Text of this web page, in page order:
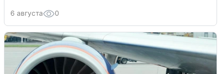
6 августа 0